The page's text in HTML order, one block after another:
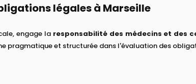
légales à Marseille
engage la responsabilité des médecins et des
pragmatique et structurée dans l'évaluation des